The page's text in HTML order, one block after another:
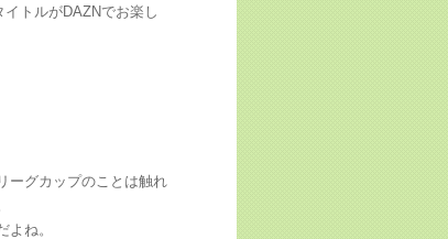
トルがDAZNでお楽し
ーグカップのことは触れ
ね。